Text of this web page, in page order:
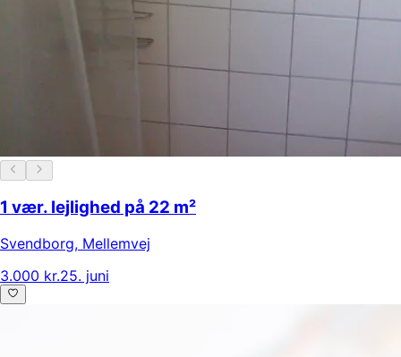
1 vær. lejlighed på 22 m²
Svendborg, Mellemvej
3.000 kr.25. juni